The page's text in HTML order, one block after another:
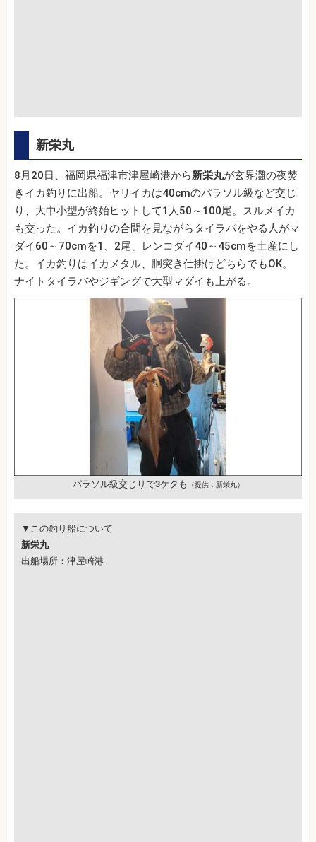
新栄丸
8月20日、福岡県福津市津屋崎港から新栄丸が玄界灘の夜焚
きイカ釣りに出船。ヤリイカは40cmのパラソル級など交じ
り、大中小型が終始ヒットして1人50～100尾。スルメイカ
も交った。イカ釣りの合間を見ながらタイラバをやる人がマ
ダイ60～70cmを1、2尾、レンコダイ40～45cmを土産にし
た。イカ釣りはイカメタル、胴突き仕掛けどちらでもОK。
ナイトタイラバやジギングで大型マダイも上がる。
パラソル級交じりで3ケタも （提供：新栄丸）
▼この釣り船について
新栄丸
出船場所：津屋崎港